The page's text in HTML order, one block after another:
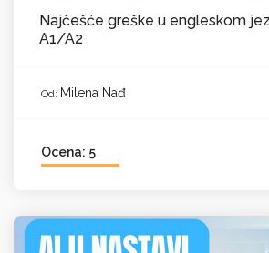
Najčešće greške u engleskom
A1/A2
Od: Milena Nađ
Ocena: 5